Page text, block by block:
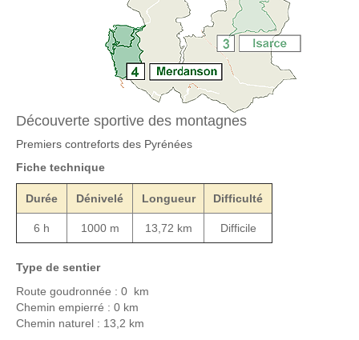
Découverte sportive des montagnes
Premiers contreforts des Pyrénées
Fiche technique
Durée Dénivelé Longueur Difficulté
6 h 1000 m 13,72 km Difficile
Type de sentier
Route goudronnée : 0 km
Chemin empierré : 0 km
Chemin naturel : 13,2 km